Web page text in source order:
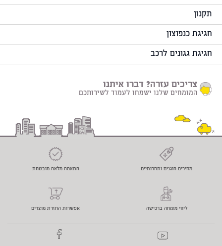
תקנון
חגיגת כנפוצון
חגיגת גגונים לרכב
צריכים עזרה? דברו איתנו
המומחים שלנו ישמחו לעמוד לשירותכם
מחירים הוגנים ותחרותיים התאמה מלאה מובטחת
ליווי מומחה ברכישה אפשרות החזרת מוצרים